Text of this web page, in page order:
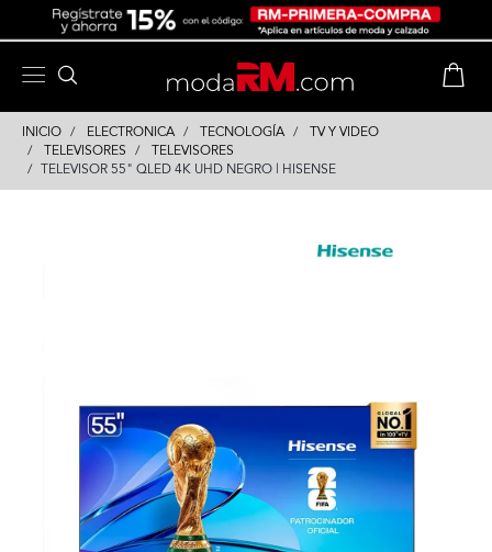
INICIO ELECTRONICA TECNOLOGÍA
TV Y VIDEO
TELEVISORES
TELEVISORES
TELEVISOR 55" QLED 4K UHD NEGRO | HISENSE